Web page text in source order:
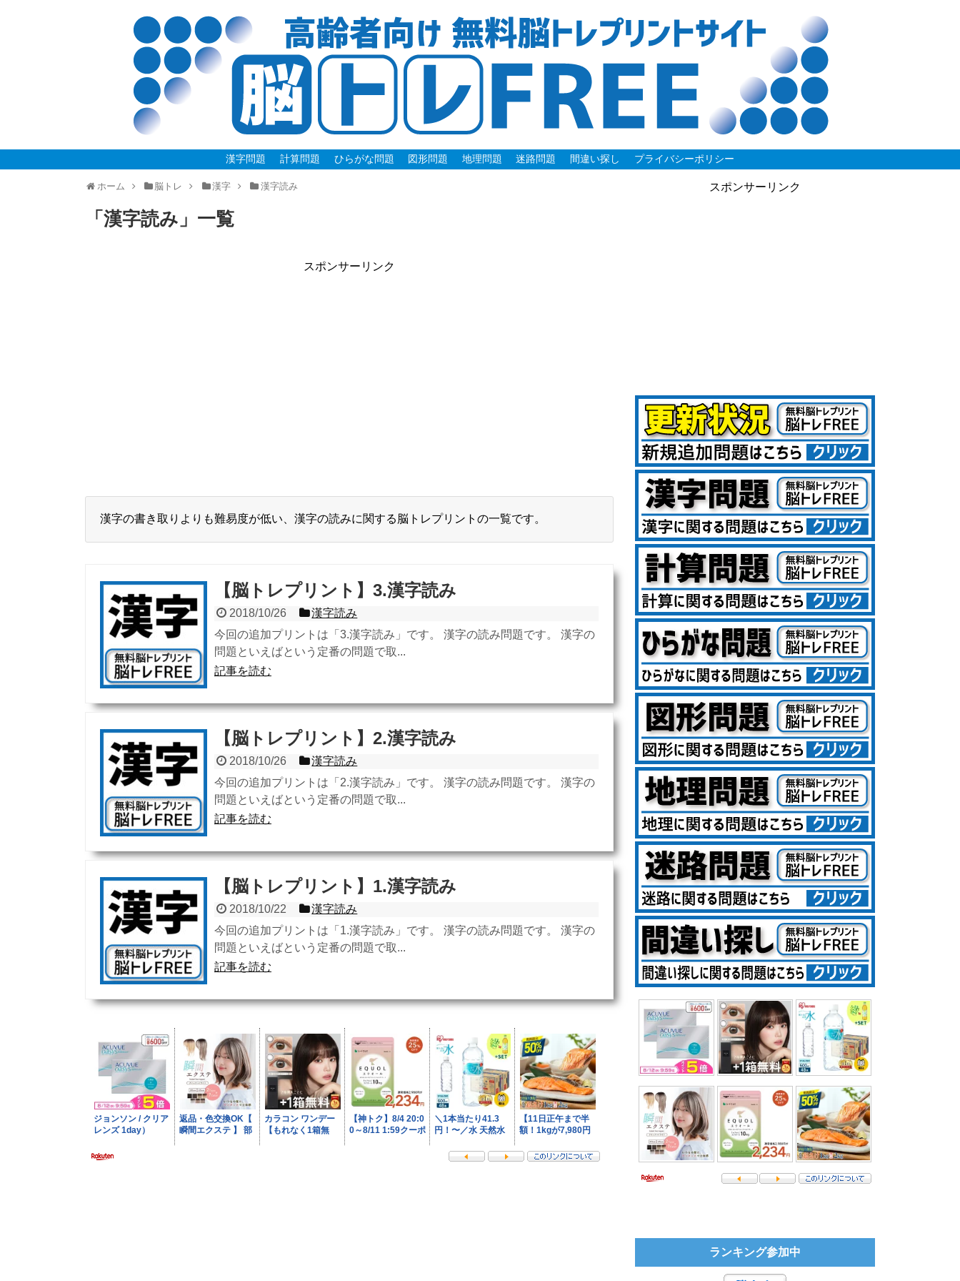
漢字問題 計算問題 ひらがな問題 図形問題 地理問題 迷路問題 間違い探し プライバシーポリシー
ホーム 脳トレ 漢字 漢字読み
「 漢字読み 」 一覧
スポンサーリンク
漢字の書き取りよりも難易度が低い、漢字の読みに関する脳トレプリントの一覧です。
【脳トレプリント】3.漢字読み
2018/10/26
漢字読み
今回の追加プリントは「3.漢字読み」です。 漢字の読み問題です。 漢字の
問題といえばという定番の問題で取...
記事を読む
【脳トレプリント】2.漢字読み
2018/10/26
漢字読み
今回の追加プリントは「2.漢字読み」です。 漢字の読み問題です。 漢字の
問題といえばという定番の問題で取...
記事を読む
【脳トレプリント】1.漢字読み
2018/10/22
漢字読み
今回の追加プリントは「1.漢字読み」です。 漢字の読み問題です。 漢字の
問題といえばという定番の問題で取...
記事を読む
スポンサーリンク
ランキング参加中